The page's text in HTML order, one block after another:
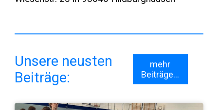
Unsere neusten
Beiträge:
mehr
Beiträge...